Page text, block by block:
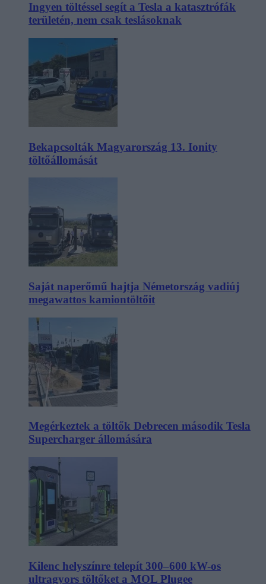
Ingyen töltéssel segít a Tesla a katasztrófák
területén, nem csak teslásoknak
Bekapcsolták Magyarország 13. Ionity
töltőállomását
Saját naperőmű hajtja Németország vadiúj
megawattos kamiontöltőit
Megérkeztek a töltők Debrecen második Tesla
Supercharger állomására
Kilenc helyszínre telepít 300–600 kW-os
ultragyors töltőket a MOL Plugee